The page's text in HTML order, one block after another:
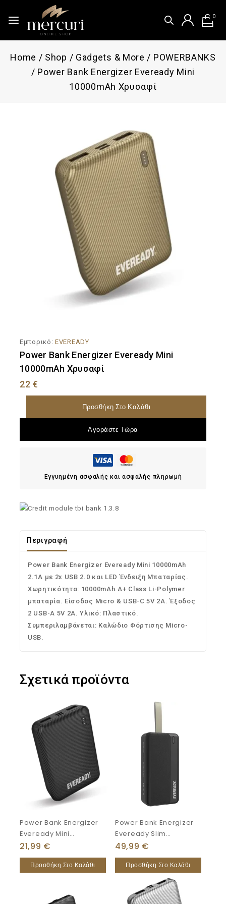
0
Home / Shop / Gadgets & More / POWERBANKS
/ Power Bank Energizer Eveready Mini
10000mAh Χρυσαφί
Εμπορικό: EVEREADY
Power Bank Energizer Eveready Mini
10000mAh Χρυσαφί
22€
Προσθήκη Στο Καλάθι
Αγοράστε Τώρα
Εγγυημένη ασφαλής και ασφαλής πληρωμή
Περιγραφή
Power Bank Energizer Eveready Mini 10000mAh
2.1A με 2x USB 2.0 και LED Ένδειξη Μπαταρίας.
Χωρητικότητα: 10000mAh.A+ Class Li-Polymer
μπαταρία. Είσοδος Micro & USB-C 5V 2A. Έξοδος
2 USB-A 5V 2A. Υλικό: Πλαστικό.
Συμπεριλαμβάνεται: Καλώδιο Φόρτισης Micro-
USB.
Σχετικά προϊόντα
Power Bank Energizer
Eveready Mini
10000mAh
21,99 €
Προσθήκη Στο Καλάθι
Power Bank Energizer
Eveready Slim
30000mAh
49,99 €
Προσθήκη Στο Καλάθι